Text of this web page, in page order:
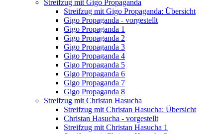
Streifzug mit Gigo Propaganda
Streifzug mit Gigo Propaganda: Übersicht
Gigo Propaganda - vorgestellt
Gigo Propaganda 1
Gigo Propaganda 2
Gigo Propaganda 3
Gigo Propaganda 4
Gigo Propaganda 5
Gigo Propaganda 6
Gigo Propaganda 7
Gigo Propaganda 8
Streifzug mit Christan Hasucha
Streifzug mit Christan Hasucha: Übersicht
Christan Hasucha - vorgestellt
Streifzug mit Christan Hasucha 1